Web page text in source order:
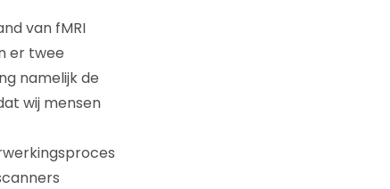
van fMRI
er twee
namelijk de
wij mensen